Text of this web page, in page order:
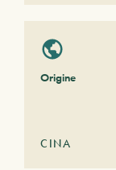
Origine
CINA